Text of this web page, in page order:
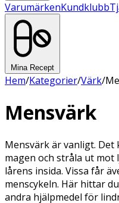
VarumärkenKundklubb
Mina Recept
Hem/Kategorier/Värk/
Mensvärk
Mensvärk är vanligt. Det
magen och stråla ut
lårens insida. Vissa får
menscykeln. Här hittar
andra hjälpmedel för